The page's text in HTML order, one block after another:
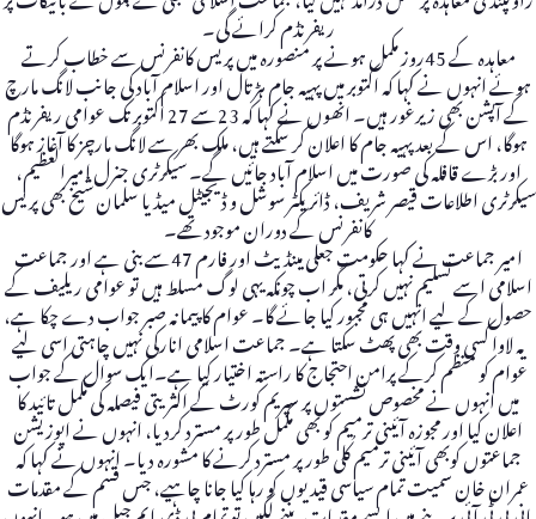
ریفرنڈم کرائے گی۔
معاہدہ کے 45روز مکمل ہونے پر منصورہ میں پریس کانفرنس سے خطاب کرتے
ہوئے انہوں نے کہا کہ اکتوبر میں پہیہ جام ہڑتال اور اسلام آباد کی جانب لانگ مارچ
کے آپشن بھی زیرغور ہیں۔ انھوں نے کہا کہ 23سے 27 اکتوبر تک عوامی ریفرنڈم
ہوگا، اس کے بعد پہیہ جام کا اعلان کر سکتے ہیں، ملک بھر سے لانگ مارچز کا آغاز ہوگا
اور بڑے قافلہ کی صورت میں اسلام آباد جائیں گے۔ سیکرٹری جنرل امیرالعظیم،
سیکرٹری اطلاعات قیصر شریف، ڈائریکٹر سوشل و ڈیجیٹل میڈیا سلمان شیخ بھی پریس
کانفرنس کے دوران موجود تھے۔
امیر جماعت نے کہا حکومت جعلی مینڈیٹ اور فارم 47سے بنی ہے اور جماعت
اسلامی اسے تسلیم نہیں کرتی، مگر اب چونکہ یہی لوگ مسلط ہیں تو عوامی ریلیف کے
حصول کے لیے انہیں ہی مجبور کیا جائے گا۔ عوام کا پیمانہ صبر جواب دے چکا ہے،
یہ لاوا کسی وقت بھی پھٹ سکتا ہے۔ جماعت اسلامی انارکی نہیں چاہتی اسی لیے
عوام کو منظم کرکے پرامن احتجاج کا راستہ اختیار کیا ہے۔ایک سوال کے جواب
میں انہوں نے مخصوص نشستوں پر سپریم کورٹ کے اکثریتی فیصلہ کی مکمل تائید کا
اعلان کیا اور مجوزہ آئینی ترمیم کو بھی مکمل طور پر مسترد کردیا، انہوں نے اپوزیشن
جماعتوں کوبھی آئینی ترمیم کُلی طور پر مسترد کرنے کا مشورہ دیا۔ انہوں نے کہا کہ
عمران خان سمیت تمام سیاسی قیدیوں کو رہا کیا جانا چاہیے، جس قسم کے مقدمات